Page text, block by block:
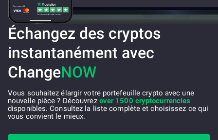
Échangez des cryptos
instantanément avec
ChangeNOW
Vous souhaitez élargir votre portefeuille crypto avec une
nouvelle pièce ? Découvrez over 1500 cryptocurrencies
disponibles. Consultez la liste complète et choisissez ce qui
vous convient le mieux.